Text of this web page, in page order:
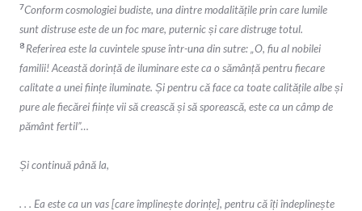
7Conform cosmologiei budiste, una dintre modalitățile prin care lumile
sunt distruse este de un foc mare, puternic și care distruge totul.
8 Referirea este la cuvintele spuse într-una din sutre: „O, fiu al nobilei
familii! Această dorință de iluminare este ca o sămânță pentru fiecare
calitate a unei ființe iluminate. Și pentru că face ca toate calitățile albe și
pure ale fiecărei ființe vii să crească și să sporească, este ca un câmp de
pământ fertil”…
Și continuă până la,
. . . Ea este ca un vas [care împlinește dorințe], pentru că îți îndeplinește